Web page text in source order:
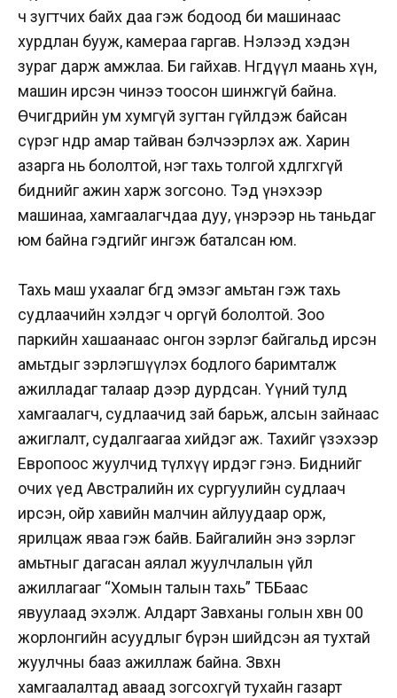
ч зугтчих байх даа гэж бодоод би машинаас
хурдлан бууж, камераа гаргав. Нэлээд хэдэн
зураг дарж амжлаа. Би гайхав. Нөгөөдүүл маань хүн,
машин ирсэн чинээ тоосон шинжгүй байна.
Өчигдрийн ум хумгүй зугтан гүйлдэж байсан
сүрэг өнөөдөр амар тайван бэлчээрлэх аж. Харин
азарга нь бололтой, нэг тахь толгой хөдөлгөхгүй
биднийг ажин харж зогсоно. Тэд үнэхээр
машинаа, хамгаалагчдаа дуу, үнэрээр нь таньдаг
юм байна гэдгийг ингэж баталсан юм.
Тахь маш ухаалаг бөгөөд эмзэг амьтан гэж тахь
судлаачийн хэлдэг ч оргүй бололтой. Зоо
паркийн хашаанаас онгон зэрлэг байгальд ирсэн
амьтдыг зэрлэгшүүлэх бодлого баримталж
ажилладаг талаар дээр дурдсан. Үүний тулд
хамгаалагч, судлаачид зай барьж, алсын зайнаас
ажиглалт, судалгаагаа хийдэг аж. Тахийг үзэхээр
Европоос жуулчид түлхүү ирдэг гэнэ. Биднийг
очих үед Австралийн их сургуулийн судлаач
ирсэн, ойр хавийн малчин айлуудаар орж,
ярилцаж яваа гэж байв. Байгалийн энэ зэрлэг
амьтныг дагасан аялал жуулчлалын үйл
ажиллагааг “Хомын талын тахь” ТББаас
явуулаад эхэлж. Алдарт Завханы голын хөвөөнөө 00
жорлонгийн асуудлыг бүрэн шийдсэн ая тухтай
жуулчны бааз ажиллаж байна. Зөвхөн
хамгаалалтад аваад зогсохгүй тухайн газарт